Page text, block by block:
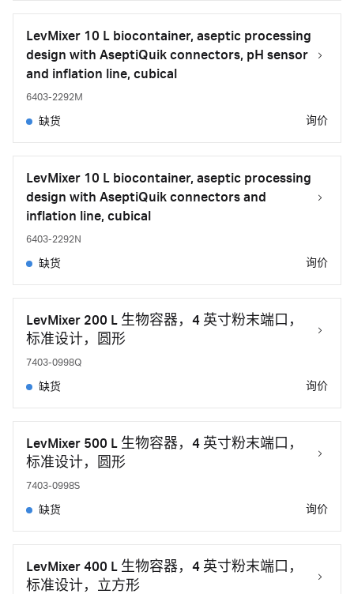
LevMixer 10 L biocontainer, aseptic processing
design with AseptiQuik connectors, pH sensor
and inflation line, cubical
6403-2292M
缺货 询价
LevMixer 10 L biocontainer, aseptic processing
design with AseptiQuik connectors and
inflation line, cubical
6403-2292N
缺货 询价
LevMixer 200 L 生物容器，4 英寸粉末端口，
标准设计，圆形
7403-0998Q
缺货 询价
LevMixer 500 L 生物容器，4 英寸粉末端口，
标准设计，圆形
7403-0998S
缺货 询价
LevMixer 400 L 生物容器，4 英寸粉末端口，
标准设计，立方形